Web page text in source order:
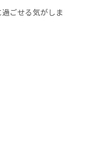
ごせる気がしま